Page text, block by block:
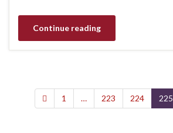
Continue reading
1 … 223 224 225